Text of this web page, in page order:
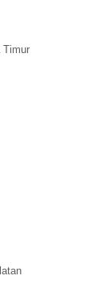
Timur